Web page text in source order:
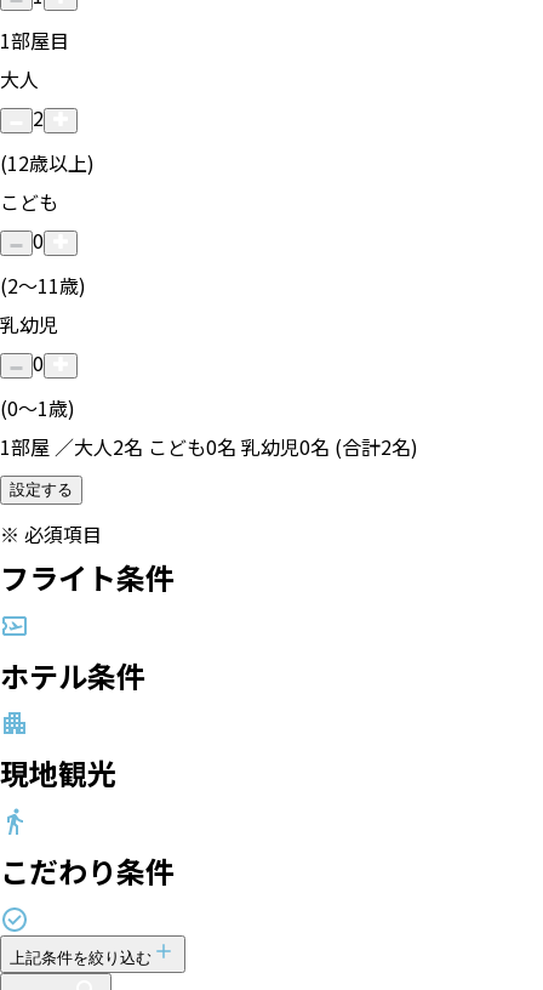
1部屋目
大人
2
(12歳以上)
こども
0
(2〜11歳)
乳幼児
0
(0〜1歳)
1部屋 ／大人2名 こども0名 乳幼児0名 (合計2名)
設定する
※ 必須項目
フライト条件
ホテル条件
現地観光
こだわり条件
上記条件を絞り込む